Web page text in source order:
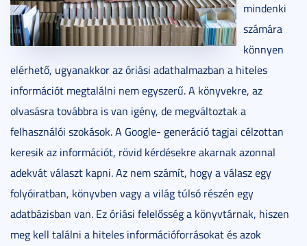
mindenki
számára
könnyen
elérhető, ugyanakkor az óriási adathalmazban a hiteles
információt megtalálni nem egyszerű. A könyvekre, az
olvasásra továbbra is van igény, de megváltoztak a
felhasználói szokások. A Google- generáció tagjai célzottan
keresik az információt, rövid kérdésekre akarnak azonnal
adekvát választ kapni. Az nem számít, hogy a válasz egy
folyóiratban, könyvben vagy a világ túlsó részén egy
adatbázisban van. Ez óriási felelősség a könyvtárnak, hiszen
meg kell találni a hiteles információforrásokat és azok